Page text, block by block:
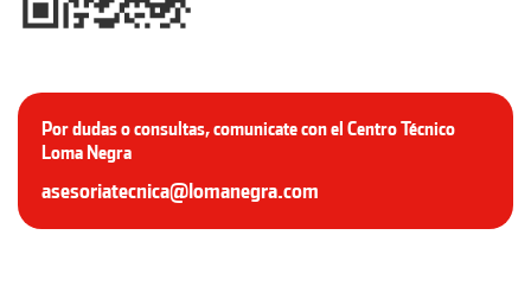
Por dudas o consultas, comunicate con el Centro Técnico
Loma Negra
asesoriatecnica@lomanegra.com